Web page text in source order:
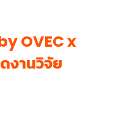
OVEC x
งานวิจัย